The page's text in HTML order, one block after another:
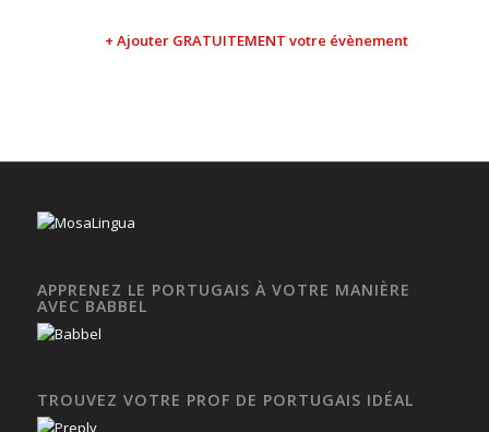
+ Ajouter GRATUITEMENT votre évènement
APPRENEZ LE PORTUGAIS À VOTRE MANIÈRE
AVEC BABBEL
TROUVEZ VOTRE PROF DE PORTUGAIS IDÉAL